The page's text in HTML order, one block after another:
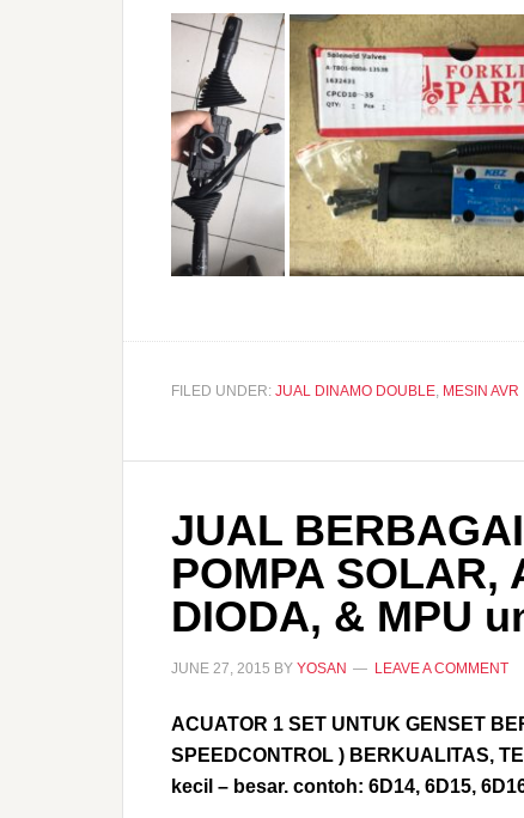
FILED UNDER: JUAL DINAMO DOUBLE MESIN AVR
JUAL
POMPA SOLAR,
DIODA, & MPU
JUNE 27, 2015 BY YOSAN LEAVE A COMMENT
ACUATOR 1 SET UNTUK GENSET
SPEEDCONTROL ) BERKUALITAS,
kecil – besar. contoh: 6D14, 6D15,